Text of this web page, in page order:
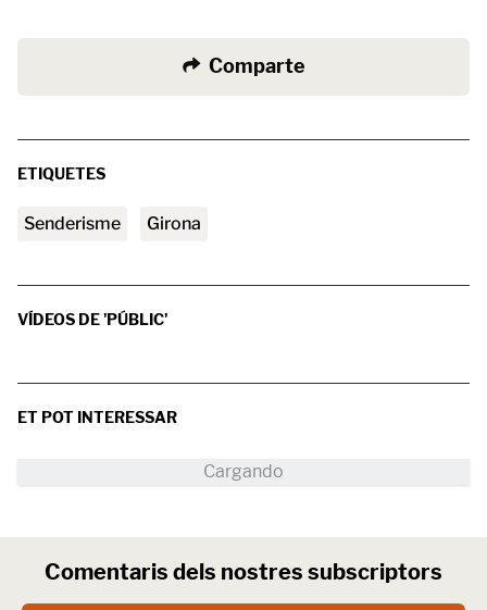
Comparte
ETIQUETES
senderisme Girona
VÍDEOS DE 'PÚBLIC'
ET POT INTERESSAR
Comentaris dels nostres subscriptors